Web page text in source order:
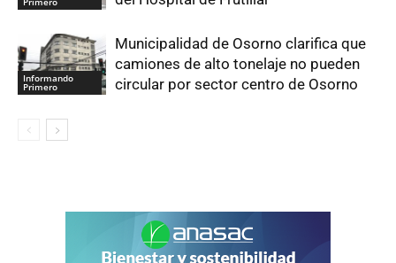
Informando
Primero
Municipalidad de Osorno clarifica que
camiones de alto tonelaje no pueden
circular por sector centro de Osorno